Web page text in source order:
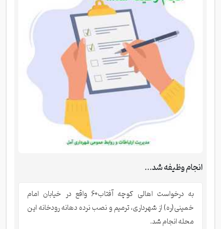
انجام وظیفه شد...
به درخواست اهالی کوچه آفتاب60 واقع در خیابان امام
خمینی(ره) از شهرداری، ترمیم و نصب نرده دهانه رودخانه این
محله انجام شد.